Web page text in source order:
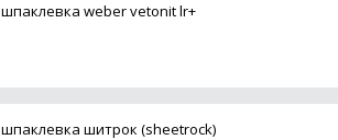
шпаклевка weber vetonit lr+
шпаклевка шитрок (sheetrock)